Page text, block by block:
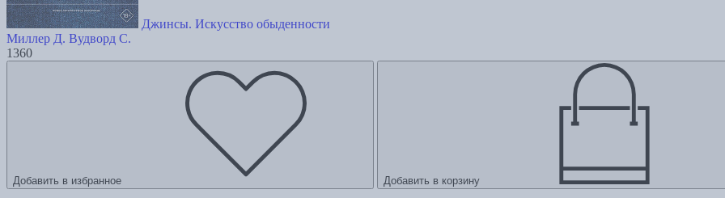
Джинсы. Искусство обыденности
Миллер Д. Вудворд С.
1360
Добавить в избранное Добавить в корзину